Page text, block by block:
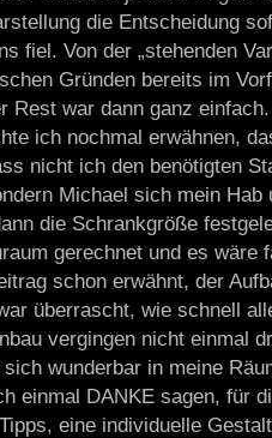
die Entscheidung
fiel. Von der „stehenden
Gründen bereits im
Rest war dann ganz einfach.
ich nochmal erwähnen,
nicht ich den benötigten
Michael sich mein Hab
die Schrankgröße
gerechnet und es wäre
schon erwähnt, der
überrascht, wie schnell
vergingen nicht einmal
wunderbar in meine
einmal DANKE sagen, für
eine individuelle